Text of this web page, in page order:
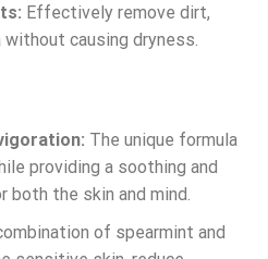
Effectively remove dirt,
causing dryness.
The unique formula
providing a soothing and
both the skin and mind.
of spearmint and